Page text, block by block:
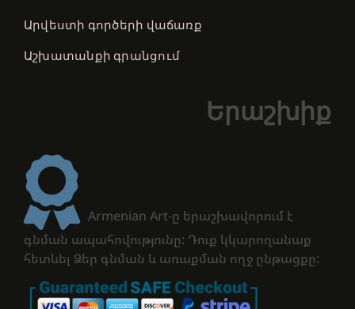
Արվեստի գործերի վաճառք
Աշխատանքի գրանցում
Երաշխիք
Armenian Art-ը երաշխավորում է
գնման ապահովությունը: Դուք կկարողանաք
հետևել Ձեր գնման և առաքման ողջ ընթացքը: